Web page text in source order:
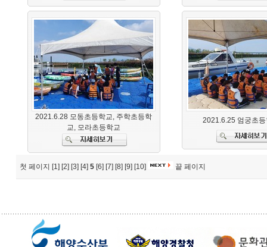
2021.6.28 모동초등학교, 주학초등학
교, 모라초등학교
2021.6.25 엄궁초
첫 페이지 [1] [2] [3] [4] 5 [6] [7] [8] [9] [10] 끝 페이지